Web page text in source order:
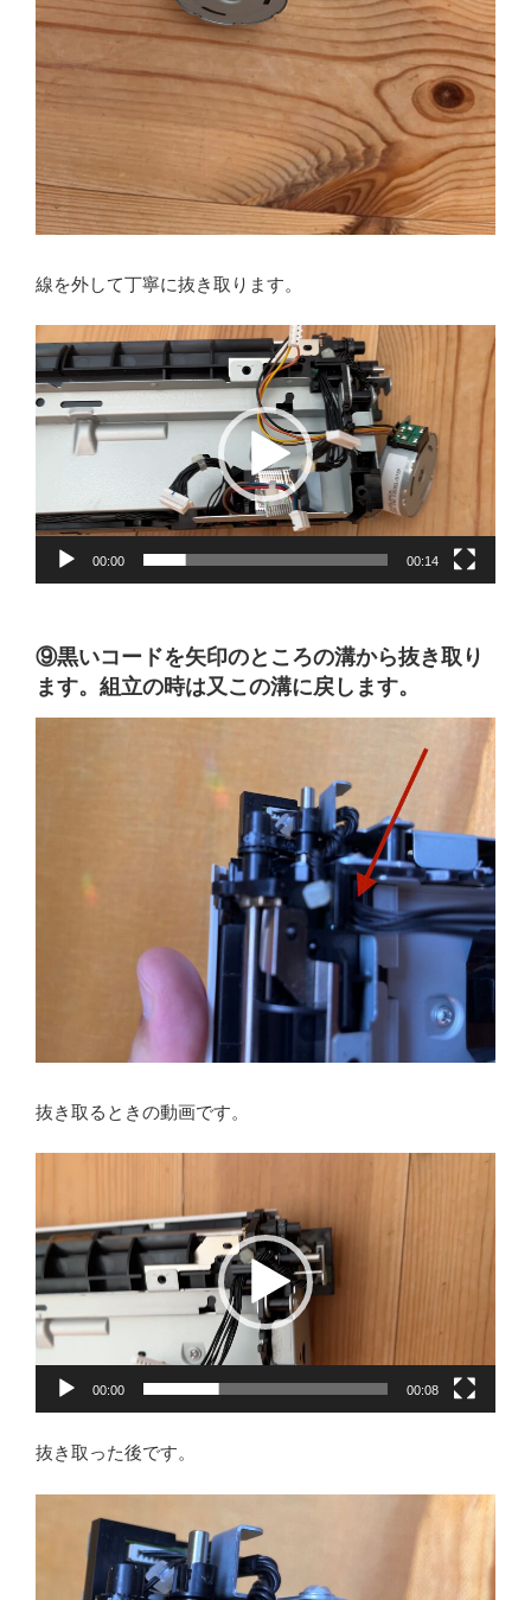
線を外して丁寧に抜き取ります。
動
画
プ
レ
ー
00:00 00:14
⑨黒いコードを矢印のところの溝から抜き取り
ます。組立の時は又この溝に戻します。
抜き取るときの動画です。
プ
レ
ー
ヤ
ー
00:00 00:08
抜き取った後です。